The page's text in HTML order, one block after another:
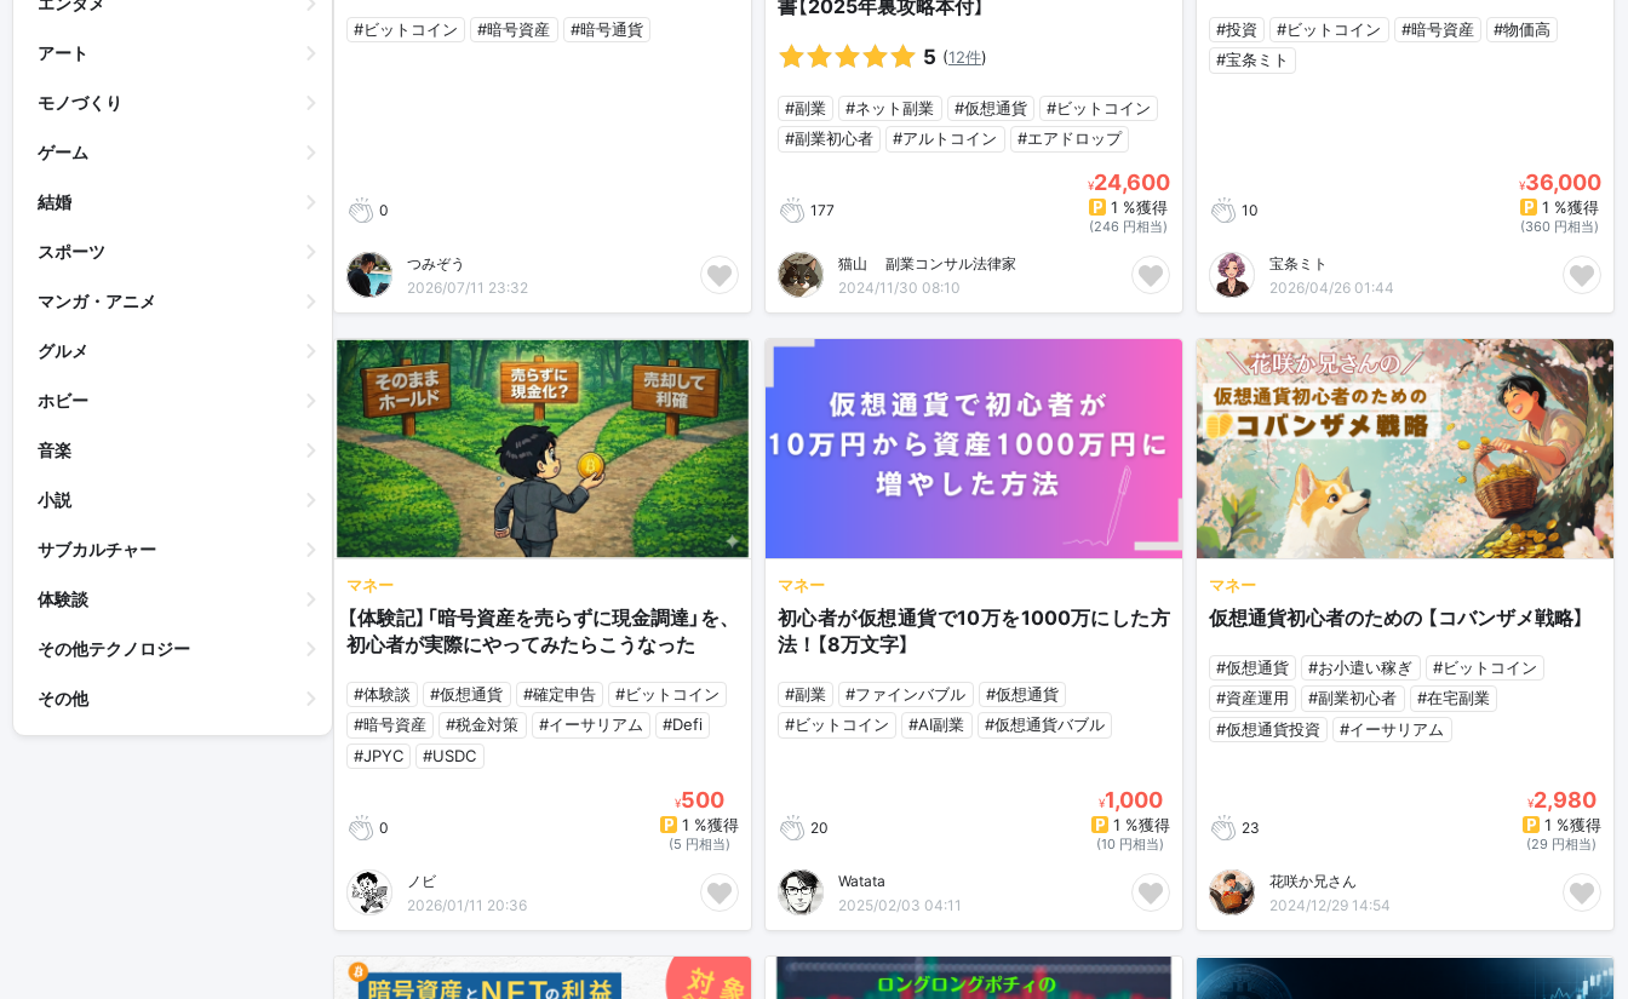
アート
モノづくり
ゲーム
結婚
スポーツ
マンガ・アニメ
グルメ
ホビー
音楽
小説
サブカルチャー
体験談
その他テクノロジー
その他
#ビットコイン #暗号資産 #暗号通貨
0
つみぞう
2026/07/11 23:32
書【2025年裏攻略本付】
5 (12件)
#副業 #ネット副業 #仮想通貨
#ビットコイン
#副業初心者
#アルトコイン #エアドロップ
177
¥24,600
1 %獲得
(246 円相当)
猫山🐈副業コンサル法律家
2024/11/30 08:10
#投資 #ビットコイン #暗号資産
#物価高
#宝条ミト
10
¥36,000
1 %獲得
(360 円相当)
宝条ミト
2026/04/26 01:44
マネー
【体験記】「暗号資産を売らずに現金調達」を、
初心者が実際にやってみたらこうなった
#体験談 #仮想通貨 #確定申告
#ビットコイン
#暗号資産
#税金対策 #イーサリアム
#Defi
#JPYC
#USDC
0
¥500
1 %獲得
(5 円相当)
ノビ
2026/01/11 20:36
マネー
初心者が仮想通貨で10万を1000万にした方
法！【8万文字】
#副業 #ファインバブル
#仮想通貨
#ビットコイン
#AI副業 #仮想通貨バブル
20
¥1,000
1 %獲得
(10 円相当)
Watata
2025/02/03 04:11
マネー
仮想通貨初心者のための 【コバンザメ戦略】
#仮想通貨 #お小遣い稼ぎ
#ビットコイン
#資産運用
#副業初心者
#在宅副業
#仮想通貨投資
#イーサリアム
23
¥2,980
1 %獲得
(29 円相当)
花咲か兄さん
2024/12/29 14:54